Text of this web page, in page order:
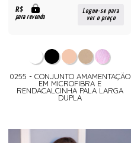
R$
para revenda
Logue-se para
ver o preço
0255 - CONJUNTO AMAMENTAÇÃO
EM MICROFIBRA E
RENDACALCINHA PALA LARGA
DUPLA